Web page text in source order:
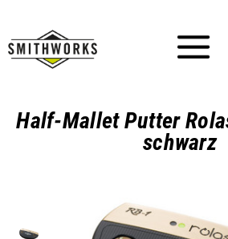
Half-Mallet Putter
schwarz